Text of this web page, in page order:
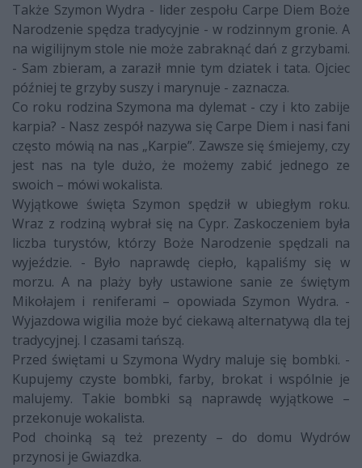
Także Szymon Wydra - lider zespołu Carpe Diem Boże
Narodzenie spędza tradycyjnie - w rodzinnym gronie. A
na wigilijnym stole nie może zabraknąć dań z grzybami.
- Sam zbieram, a zaraził mnie tym dziatek i tata. Ojciec
później te grzyby suszy i marynuje - zaznacza.
Co roku rodzina Szymona ma dylemat - czy i kto zabije
karpia? - Nasz zespół nazywa się Carpe Diem i nasi fani
często mówią na nas „Karpie”. Zawsze się śmiejemy, czy
jest nas na tyle dużo, że możemy zabić jednego ze
swoich – mówi wokalista.
Wyjątkowe święta Szymon spędził w ubiegłym roku.
Wraz z rodziną wybrał się na Cypr. Zaskoczeniem była
liczba turystów, którzy Boże Narodzenie spędzali na
wyjeździe. - Było naprawdę ciepło, kąpaliśmy się w
morzu. A na plaży były ustawione sanie ze świętym
Mikołajem i reniferami – opowiada Szymon Wydra. -
Wyjazdowa wigilia może być ciekawą alternatywą dla tej
tradycyjnej. I czasami tańszą.
Przed świętami u Szymona Wydry maluje się bombki. -
Kupujemy czyste bombki, farby, brokat i wspólnie je
malujemy. Takie bombki są naprawdę wyjątkowe –
przekonuje wokalista.
Pod choinką są też prezenty – do domu Wydrów
przynosi je Gwiazdka.